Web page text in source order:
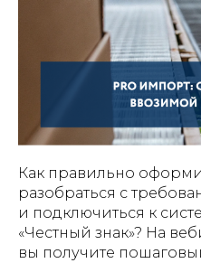
Как правильно
разобраться с
и подключиться к
«Честный знак»? На
вы получите